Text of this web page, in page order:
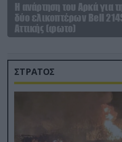
Η ανάρτηση του Αρκά για
δύο ελικοπτέρων Bell
Αττικής (φωτο)
ΣΤΡΑΤΟΣ